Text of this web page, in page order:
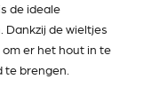
de ideale
Dankzij de wieltjes
er het hout in te
brengen.